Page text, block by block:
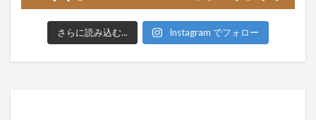
さらに読み込む... Instagram でフォロー